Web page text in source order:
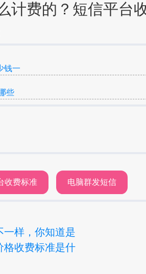
计费的？短信平台
钱一
些
收费标准 电脑群发短信
一样，你知道是
格收费标准是什